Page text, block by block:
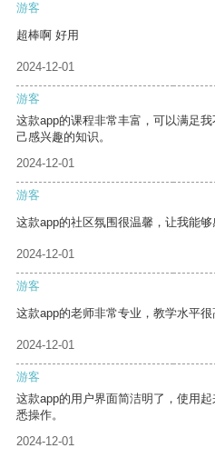
游客
超棒啊 好用
2024-12-01
游客
这款app的课程非常丰富，可以满足
己感兴趣的知识。
2024-12-01
游客
这款app的社区氛围很温馨，让我能够
2024-12-01
游客
这款app的老师非常专业，教学水平很
2024-12-01
游客
这款app的用户界面简洁明了，使用
悉操作。
2024-12-01